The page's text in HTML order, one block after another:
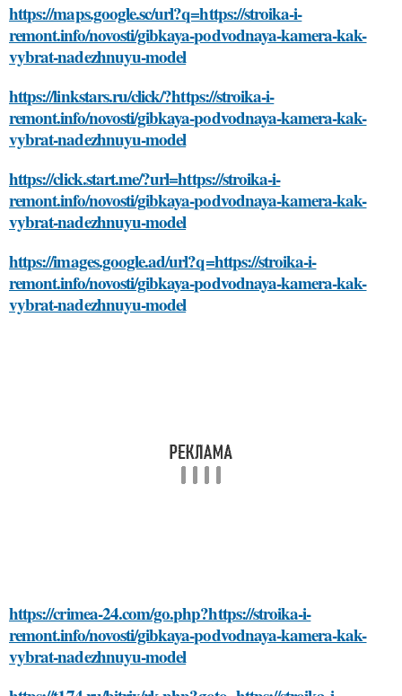
https://maps.google.sc/url?q=https://stroika-i-
remont.info/novosti/gibkaya-podvodnaya-kamera-kak-
vybrat-nadezhnuyu-model
https://linkstars.ru/click/?https://stroika-i-
remont.info/novosti/gibkaya-podvodnaya-kamera-kak-
vybrat-nadezhnuyu-model
https://click.start.me/?url=https://stroika-i-
remont.info/novosti/gibkaya-podvodnaya-kamera-kak-
vybrat-nadezhnuyu-model
https://images.google.ad/url?q=https://stroika-i-
remont.info/novosti/gibkaya-podvodnaya-kamera-kak-
vybrat-nadezhnuyu-model
https://crimea-24.com/go.php?https://stroika-i-
remont.info/novosti/gibkaya-podvodnaya-kamera-kak-
vybrat-nadezhnuyu-model